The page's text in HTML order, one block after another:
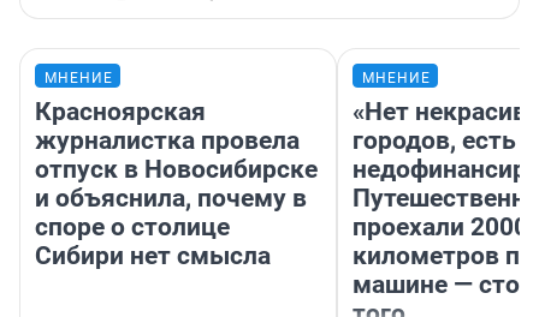
МНЕНИЕ
Красноярская
журналистка провела
отпуск в Новосибирске
и объяснила, почему в
споре о столице
Сибири нет смысла
МНЕНИЕ
«Нет
городов, есть
проехали 2000
километров по
машине —